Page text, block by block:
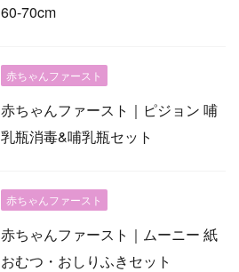
60-70cm
赤ちゃんファースト
赤ちゃんファースト｜ピジョン 哺
乳瓶消毒&哺乳瓶セット
赤ちゃんファースト
赤ちゃんファースト｜ムーニー 紙
おむつ・おしりふきセット